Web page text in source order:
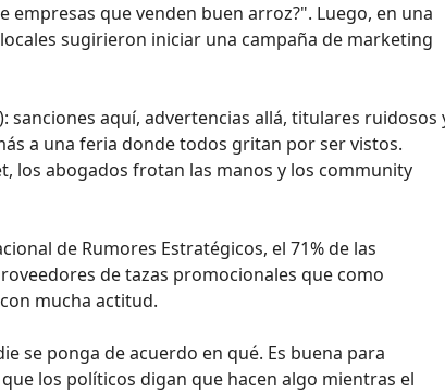
empresas que venden buen arroz?". Luego, en una
sugirieron iniciar una campaña de marketing
sanciones aquí, advertencias allá, titulares ruidosos
a una feria donde todos gritan por ser vistos.
los abogados frotan las manos y los community
de Rumores Estratégicos, el 71% de las
de tazas promocionales que como
mucha actitud.
se ponga de acuerdo en qué. Es buena para
los políticos digan que hacen algo mientras el